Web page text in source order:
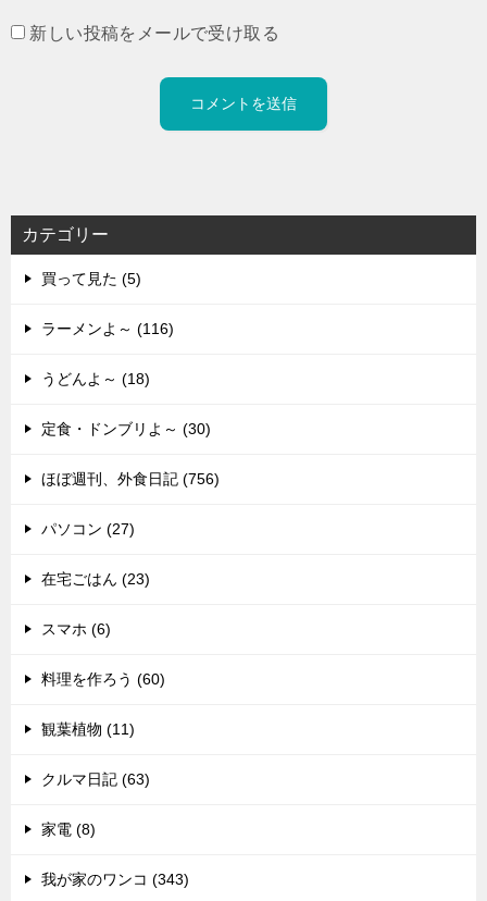
新しい投稿をメールで受け取る
カテゴリー
買って見た (5)
ラーメンよ～ (116)
うどんよ～ (18)
定食・ドンブリよ～ (30)
ほぼ週刊、外食日記 (756)
パソコン (27)
在宅ごはん (23)
スマホ (6)
料理を作ろう (60)
観葉植物 (11)
クルマ日記 (63)
家電 (8)
我が家のワンコ (343)